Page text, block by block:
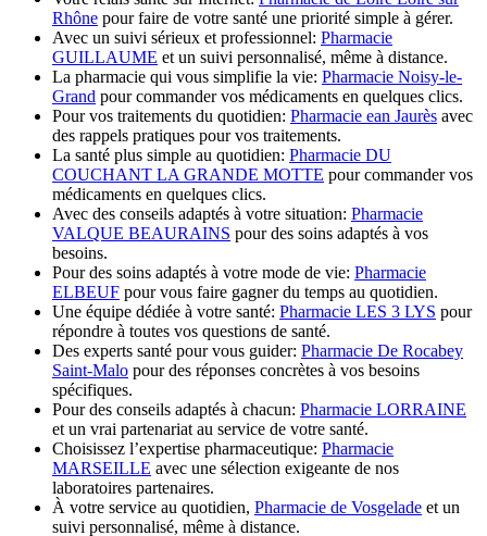
Rhône pour faire de votre santé une priorité simple à gérer.
Avec un suivi sérieux et professionnel: Pharmacie
GUILLAUME et un suivi personnalisé, même à distance.
La pharmacie qui vous simplifie la vie: Pharmacie Noisy-le-
Grand pour commander vos médicaments en quelques clics.
Pour vos traitements du quotidien: Pharmacie ean Jaurès avec
des rappels pratiques pour vos traitements.
La santé plus simple au quotidien: Pharmacie DU
COUCHANT LA GRANDE MOTTE pour commander vos
médicaments en quelques clics.
Avec des conseils adaptés à votre situation: Pharmacie
VALQUE BEAURAINS pour des soins adaptés à vos
besoins.
Pour des soins adaptés à votre mode de vie: Pharmacie
ELBEUF pour vous faire gagner du temps au quotidien.
Une équipe dédiée à votre santé: Pharmacie LES 3 LYS pour
répondre à toutes vos questions de santé.
Des experts santé pour vous guider: Pharmacie De Rocabey
Saint-Malo pour des réponses concrètes à vos besoins
spécifiques.
Pour des conseils adaptés à chacun: Pharmacie LORRAINE
et un vrai partenariat au service de votre santé.
Choisissez l’expertise pharmaceutique: Pharmacie
MARSEILLE avec une sélection exigeante de nos
laboratoires partenaires.
À votre service au quotidien, Pharmacie de Vosgelade et un
suivi personnalisé, même à distance.